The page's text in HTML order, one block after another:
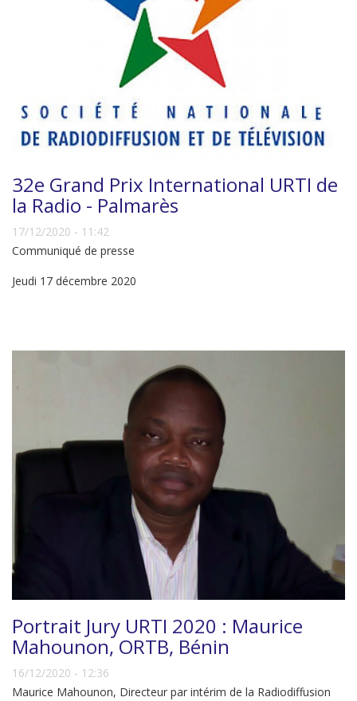
32e Grand Prix International URTI de
la Radio - Palmarès
17/12/2020 - 11:42
Communiqué de presse
Jeudi 17 décembre 2020
Portrait Jury URTI 2020 : Maurice
Mahounon, ORTB, Bénin
16/12/2020 - 12:36
Maurice Mahounon, Directeur par intérim de la Radiodiffusion